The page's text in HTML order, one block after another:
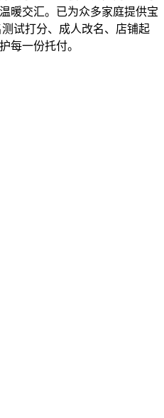
暖交汇。已为众多家庭提供宝
试打分、成人改名、店铺起
每一份托付。